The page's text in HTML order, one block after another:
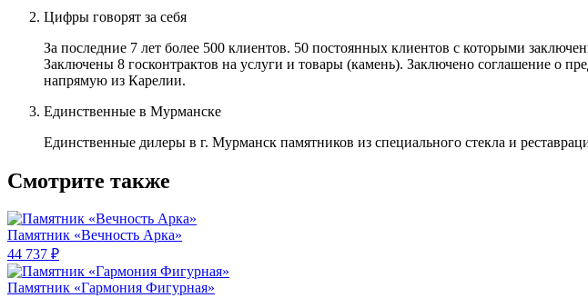
Цифры говорят за себя
За последние 7 лет более 500 клиентов. 50 постоянных клиентов с которыми
Заключены 8 госконтрактов на услуги и товары (камень). Заключено соглашение о
напрямую из Карелии.
Единственные в Мурманске
Единственные дилеры в г. Мурманск памятников из специального стекла и
Смотрите также
Памятник «Вечность Арка»
44 737 ₽
Памятник «Гармония Фигурная»